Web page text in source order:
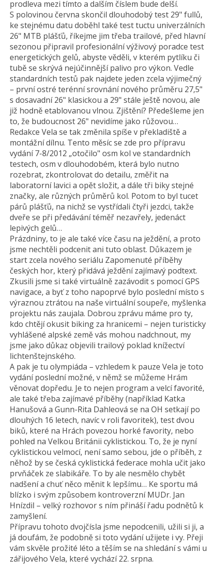
prodleva mezi tímto a dalším číslem bude delší.
S polovinou června skončil dlouhodobý test 29" fullů,
ke stejnému datu doběhl také test tuctu univerzálních
26" MTB plášťů, říkejme jim třeba trailové, před hlavní
sezonou připravil profesionální výživový poradce test
energetických gelů, abyste věděli, v kterém pytlíku či
tubě se skrývá nejúčinnější palivo pro výkon. Vedle
standardních testů pak najdete jeden zcela výjimečný
– první ostré terénní srovnání nového průměru 27,5"
s dosavadní 26" klasickou a 29" stále ještě novou, ale
již hodně etablovanou vlnou. Zjištění? Předešleme jen
to, že budoucnost 26" nevidíme jako růžovou…
Redakce Vela se tak změnila spíše v překladiště a
montážní dílnu. Tento měsíc se zde pro přípravu
vydání 7-8/2012 „otočilo" osm kol ve standardních
testech, osm v dlouhodobém, která bylo nutno
rozebrat, zkontrolovat do detailu, změřit na
laboratorní lavici a opět složit, a dále tři biky stejné
značky, ale různých průměrů kol. Potom to byl tucet
párů plášťů, na nichž se vystřídali čtyři jezdci, takže
dveře se při předávání téměř nezavřely, jedenáct
lepivých gelů…
Prázdniny, to je ale také více času na ježdění, a proto
jsme nechtěli podcenit ani tuto oblast. Důkazem je
start zcela nového seriálu Zapomenuté příběhy
českých hor, který přidává ježdění zajímavý podtext.
Zkusili jsme si také virtuálně zazávodit s pomocí GPS
navigace, a byť z toho napoprvé bylo poslední místo s
výraznou ztrátou na naše virtuální soupeře, myšlenka
projektu nás zaujala. Dobrou zprávu máme pro ty,
kdo chtějí okusit biking za hranicemi – nejen turisticky
vyhlášené alpské země vás mohou nadchnout, my
jsme jako důkaz objevili trailový poklad knížectví
lichtenštejnského.
A pak je tu olympiáda – vzhledem k pauze Vela je toto
vydání poslední možné, v němž se můžeme Hrám
věnovat dopředu. Je to nejen program a velcí favorité,
ale také třeba zajímavé příběhy (například Katka
Hanušová a Gunn-Rita Dahleová se na OH setkají po
dlouhých 16 letech, navíc v roli favoritek), test dvou
biků, které na Hrách povezou horké favority, nebo
pohled na Velkou Británii cyklistickou. To, že je nyní
cyklistickou velmocí, není samo sebou, jde o příběh, z
něhož by se česká cyklistická federace mohla učit jako
prvňáček ze slabikáře. To by ale nesmělo chybět
nadšení a chuť něco měnit k lepšímu… Ke sportu má
blízko i svým způsobem kontroverzní MUDr. Jan
Hnízdil – velký rozhovor s ním přináší řadu podnětů k
zamyšlení.
Přípravu tohoto dvojčísla jsme nepodcenili, užili si ji, a
já doufám, že podobně si toto vydání užijete i vy. Přeji
vám skvěle prožité léto a těším se na shledání s vámi u
zářijového Vela, které vychází 22. srpna.